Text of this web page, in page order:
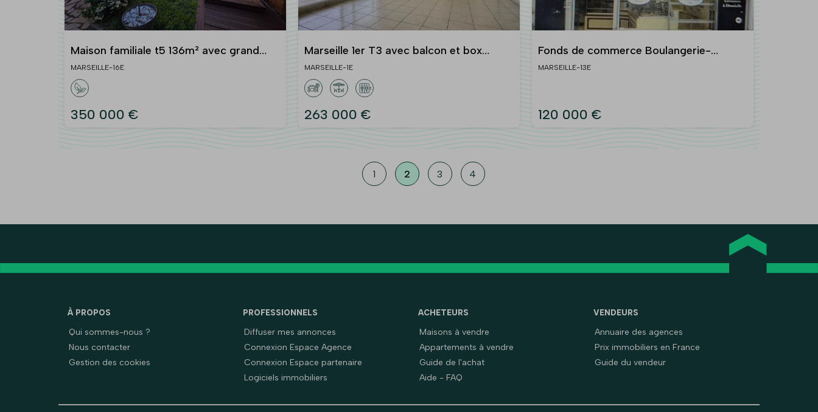
Maison familiale t5 136m² avec grand
jardin - saint-henri
MARSEILLE-16E
350 000 €
Marseille 1er T3 avec balcon et box
fermé à 8 min de la gare Saint-Charles.
MARSEILLE-1E
263 000 €
Fonds de commerce Boulangerie-
snacking avec appartement T3 - Saint
MARSEILLE-13E
120 000 €
1 2 3 4
À PROPOS
Qui sommes-nous ?
Nous contacter
Gestion des cookies
PROFESSIONNELS
Diffuser mes annonces
Connexion Espace Agence
Connexion Espace partenaire
Logiciels immobiliers
ACHETEURS
Maisons à vendre
Appartements à vendre
Guide de l'achat
Aide - FAQ
VENDEURS
Annuaire des agences
Prix immobiliers en France
Guide du vendeur